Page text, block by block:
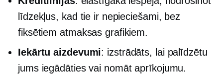
līdzekļus, kad tie ir nepieciešami, bez
fiksētiem atmaksas grafikiem.
Iekārtu aizdevumi: izstrādāts, lai palīdzētu
jums iegādāties vai nomāt aprīkojumu.